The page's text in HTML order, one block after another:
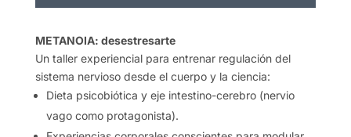
METANOIA: desestresarte
Un taller experiencial para entrenar regulación del
sistema nervioso desde el cuerpo y la ciencia:
Dieta psicobiótica y eje intestino-cerebro (nervio
vago como protagonista).